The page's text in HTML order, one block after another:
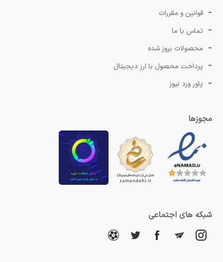
قوانین و مقررات
تماس با ما
محصولات بروز شده
پرداخت محصول با ارز دیجیتال
پاور ورد نیوز
مجوزها
شبکه های اجتماعی